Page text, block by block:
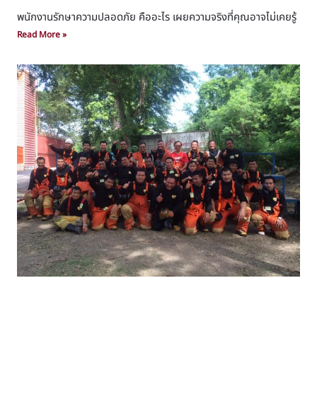
พนักงานรักษาความปลอดภัย คืออะไร เผยความจริงที่คุณอาจไม่เคยรู้
Read More »